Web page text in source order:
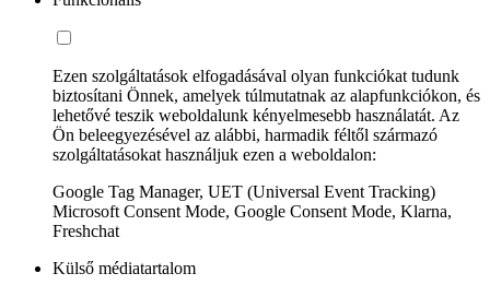
Ezen szolgáltatások elfogadásával olyan funkciókat tudunk
biztosítani Önnek, amelyek túlmutatnak az alapfunkciókon, és
lehetővé teszik weboldalunk kényelmesebb használatát. Az
Ön beleegyezésével az alábbi, harmadik féltől származó
szolgáltatásokat használjuk ezen a weboldalon:
Google Tag Manager, UET (Universal Event Tracking)
Microsoft Consent Mode, Google Consent Mode, Klarna,
Freshchat
Külső médiatartalom